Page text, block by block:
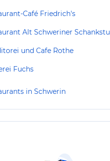
Café Friedrich's
Alt Schweriner
und Cafe Rothe
Fuchs
in Schwerin